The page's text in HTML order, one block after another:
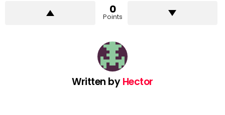
0
Points
Written byHector